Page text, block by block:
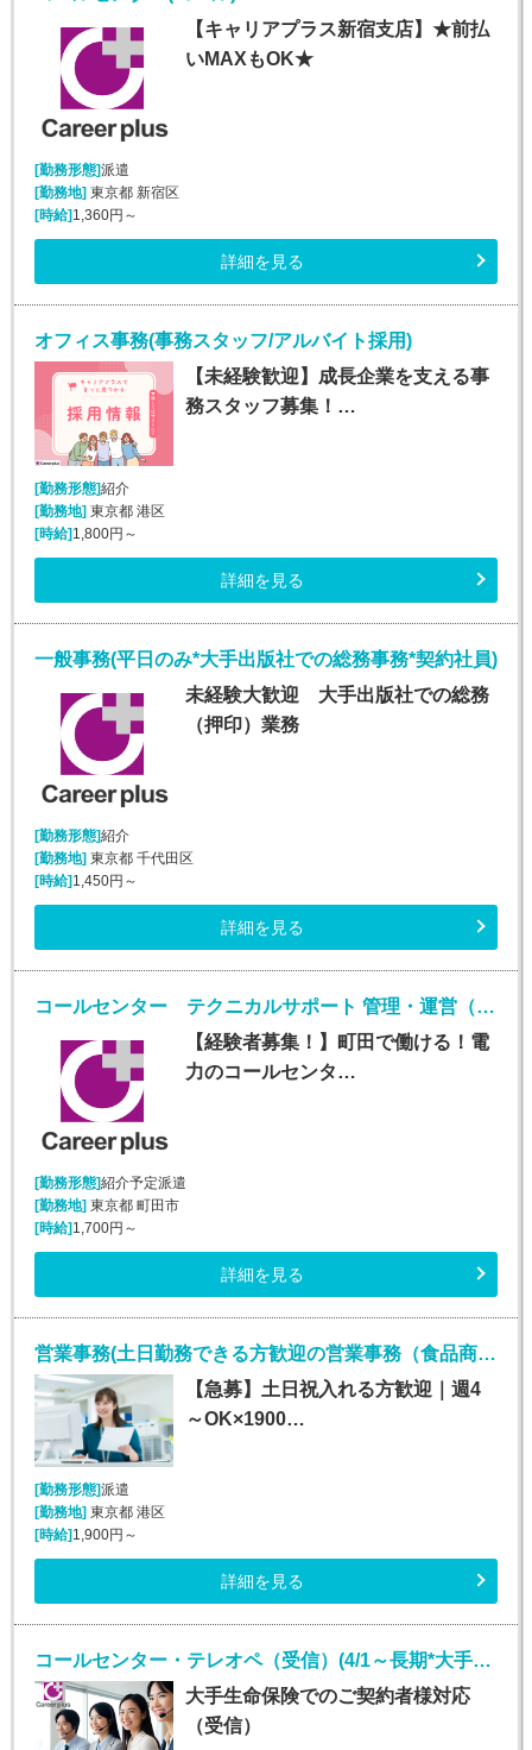
【キャリアプラス新宿支店】★前払
いMAXもOK★
[勤務形態]派遣
[勤務地] 東京都 新宿区
[時給] 1,360円～
詳細を見る
オフィス事務(事務スタッフ/アルバイト採用)
【未経験歓迎】成長企業を支える事
務スタッフ募集！…
[勤務形態]紹介
[勤務地] 東京都 港区
[時給] 1,800円～
詳細を見る
一般事務(平日のみ*大手出版社での総務事務*契約社員)
未経験大歓迎 大手出版社での総務
（押印）業務
[勤務形態]紹介
[勤務地]東京都 千代田区
[時給]1,450円～
詳細を見る
コールセンター テクニカルサポート 管理・運営（SV・リーダー）(社員登用制度あり/スーパーバイザー/シフト制)
【経験者募集！】町田で働ける！電
力のコールセンタ…
[勤務形態]紹介予定派遣
[勤務地]東京都 町田市
[時給]1,700円～
詳細を見る
営業事務(土日勤務できる方歓迎の営業事務（食品商社）)
【急募】土日祝入れる方歓迎｜週4
～OK×1900…
[勤務形態]派遣
[勤務地]東京都 港区
[時給]1,900円～
詳細を見る
コールセンター・テレオペ（受信）(4/1～長期*大手生保お客様対応受電)
大手生命保険でのご契約者様対応
（受信）